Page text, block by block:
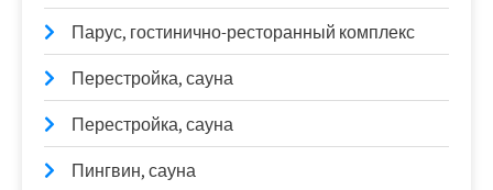
Парус, гостинично-ресторанный комплекс
Перестройка, сауна
Перестройка, сауна
Пингвин, сауна